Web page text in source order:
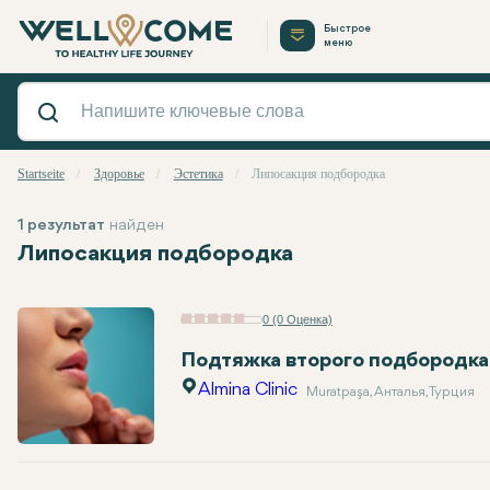
Быстрое
меню
Startseite Здоровье Эстетика Липосакция подбородка
Липосакция подбородка
1 результат найден
0 (0 Оценка)
Подтяжка второго
Almina Clinic Muratpaşa, Анталья, Турция